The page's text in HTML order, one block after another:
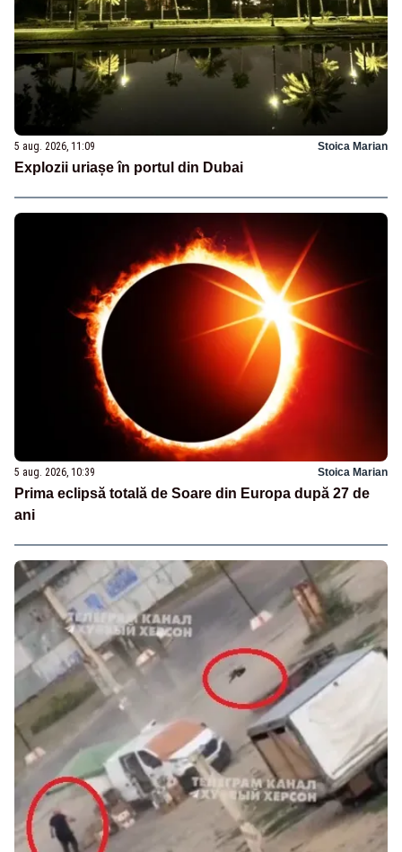
5 aug. 2026, 11:09 Stoica Marian
Explozii uriașe în portul din Dubai
5 aug. 2026, 10:39 Stoica Marian
Prima eclipsă totală de Soare din Europa după 27 de
ani